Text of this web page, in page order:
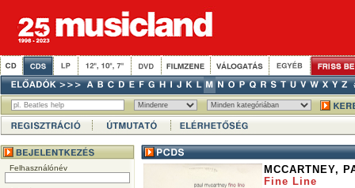
Felhasználónév
MCCARTNEY,
Fine Line